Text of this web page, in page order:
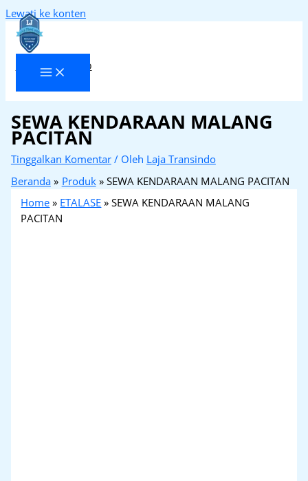
Lewati ke konten
Laja Transindo
SEWA KENDARAAN MALANG
PACITAN
Tinggalkan Komentar / Oleh Laja Transindo
Beranda
Produk
SEWA KENDARAAN MALANG PACITAN
Home » ETALASE »SEWA KENDARAAN MALANG
PACITAN